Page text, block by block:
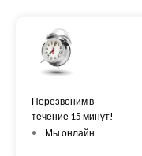
Перезвоним в
течение 15 минут!
Мы онлайн